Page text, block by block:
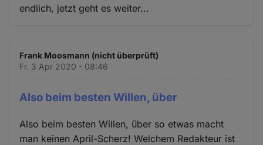
endlich, jetzt geht es weiter...
Frank Moosmann (nicht überprüft)
Fr. 3 Apr 2020 - 08:46
Also beim besten Willen, über
Also beim besten Willen, über so etwas macht
man keinen April-Scherz! Welchem Redakteur ist